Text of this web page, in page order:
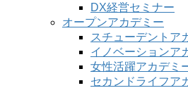
DX経営セミナー
オープンアカデミー
スチューデントア
イノベーションア
女性活躍アカデミ
セカンドライフア